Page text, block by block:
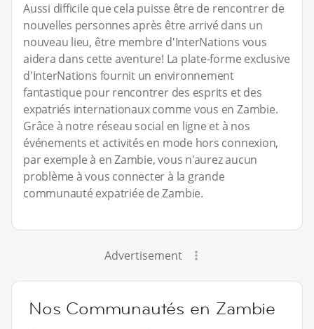
Aussi difficile que cela puisse être de rencontrer de
nouvelles personnes après être arrivé dans un
nouveau lieu, être membre d'InterNations vous
aidera dans cette aventure! La plate-forme exclusive
d'InterNations fournit un environnement
fantastique pour rencontrer des esprits et des
expatriés internationaux comme vous en Zambie.
Grâce à notre réseau social en ligne et à nos
événements et activités en mode hors connexion,
par exemple à en Zambie, vous n'aurez aucun
problème à vous connecter à la grande
communauté expatriée de Zambie.
Advertisement
Nos Communautés en Zambie